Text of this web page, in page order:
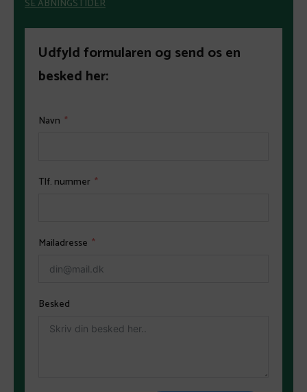
SE ÅBNINGSTIDER
Udfyld formularen og send os en
besked her:
Navn
Tlf. nummer
Mailadresse
Besked